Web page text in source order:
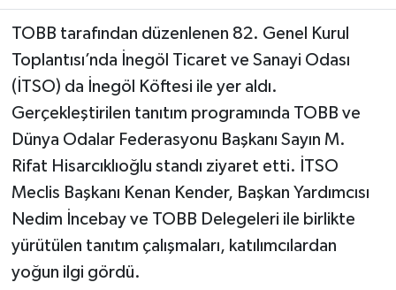
TOBB tarafından düzenlenen 82. Genel Kurul
Toplantısı’nda İnegöl Ticaret ve Sanayi Odası
(İTSO) da İnegöl Köftesi ile yer aldı.
Gerçekleştirilen tanıtım programında TOBB ve
Dünya Odalar Federasyonu Başkanı Sayın M.
Rifat Hisarcıklıoğlu standı ziyaret etti. İTSO
Meclis Başkanı Kenan Kender, Başkan Yardımcısı
Nedim İncebay ve TOBB Delegeleri ile birlikte
yürütülen tanıtım çalışmaları, katılımcılardan
yoğun ilgi gördü.